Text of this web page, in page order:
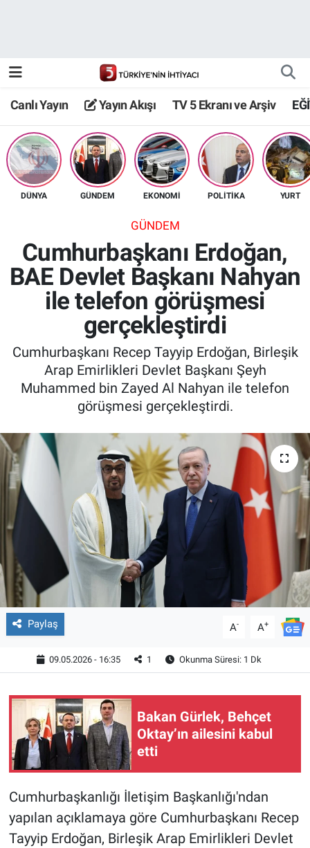
Canlı Yayın Yayın Akışı TV 5 Ekranı ve Arşiv
DÜNYA GÜNDEM EKONOMİ POLİTİKA YURT
GÜNDEM
Cumhurbaşkanı Erdoğan,
BAE Devlet Başkanı Nahyan
ile telefon görüşmesi
gerçekleştirdi
Cumhurbaşkanı Recep Tayyip Erdoğan, Birleşik
Arap Emirlikleri Devlet Başkanı Şeyh
Muhammed bin Zayed Al Nahyan ile telefon
görüşmesi gerçekleştirdi.
Paylaş A- A+
09.05.2026 - 16:35 1 Okunma Süresi: 1 Dk
Bakan Gürlek, Behçet
Oktay’ın ailesini kabul
etti
Cumhurbaşkanlığı İletişim Başkanlığı'ndan
yapılan açıklamaya göre Cumhurbaşkanı Recep
Tayyip Erdoğan, Birleşik Arap Emirlikleri Devlet
TV 5 Ekranı ve Arşiv